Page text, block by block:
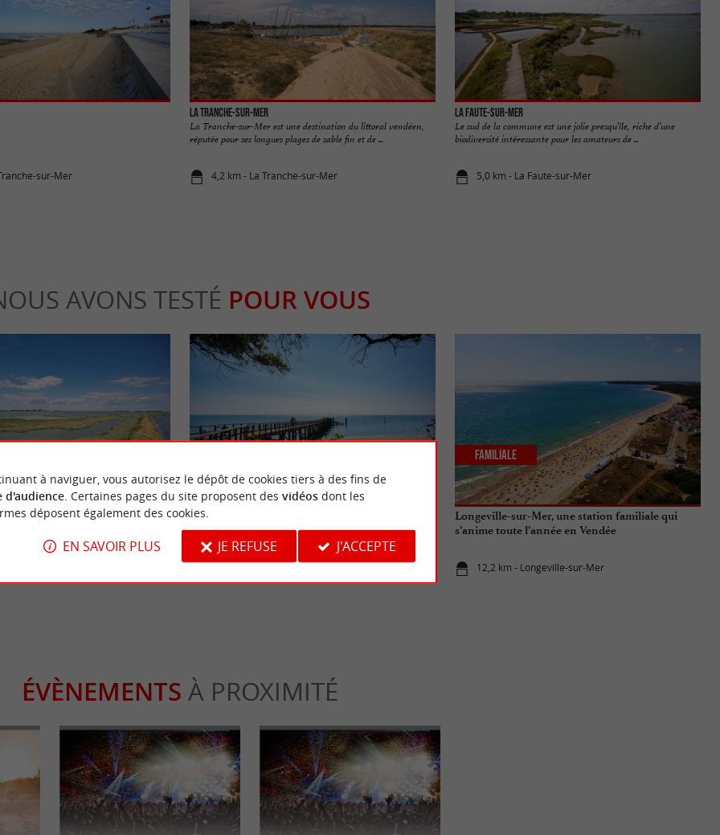
sur-Mer
La Tranche-sur-Mer
La Tranche-sur-Mer est une destination du littoral vendéen,
réputée pour ses longues plages de sable fin et de ...
4,2 km - La Tranche-sur-Mer
La Faute-sur-Mer
Le sud de la commune est une jolie presqu’île, riche d’une
biodiversité intéressante pour les amateurs de ...
5,0 km - La Faute-sur-Mer
AVONS TESTÉ POUR VOUS
Faute-sur-Mer et sur la Pointe
Que faire gratuitement en Vendée ?
6,1 km - L'Aiguillon-sur-Mer
Longeville-sur-Mer, une station familiale qui
s’anime toute l’année en Vendée
12,2 km - Longeville-sur-Mer
Familiale
ÉVÈNEMENTS À PROXIMITÉ
à naviguer, vous autorisez le dépôt de cookies tiers à des fins de
d'audience. Certaines pages du site proposent des vidéosdont les
déposent également des cookies.
EN SAVOIR PLUS JE REFUSE J'ACCEPTE